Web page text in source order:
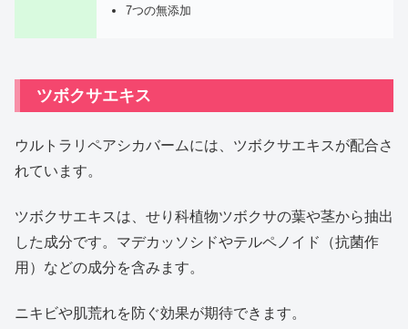
7つの無添加
ツボクサエキス
ウルトラリペアシカバームには、ツボクサエキスが配合さ
れています。
ツボクサエキスは、せり科植物ツボクサの葉や茎から抽出
した成分です。マデカッソシドやテルペノイド（抗菌作
用）などの成分を含みます。
ニキビや肌荒れを防ぐ効果が期待できます。